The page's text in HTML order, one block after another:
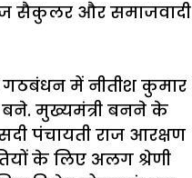
सैकुलर और समाजवादी
गठबंधन में नीतीश कुमार
बने. मुख्यमंत्री बनने के
पंचायती राज आरक्षण
के लिए अलग श्रेणी